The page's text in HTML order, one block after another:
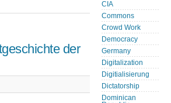
der
CIA
Commons
Crowd Work
Democracy
Germany
Digitalization
Digitialisierung
Dictatorship
Dominican